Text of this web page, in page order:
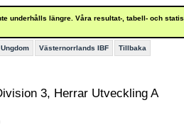
underhålls längre. Våra resultat-, tabell- och
Västernorrlands IBF Tillbaka
3, Herrar Utveckling A